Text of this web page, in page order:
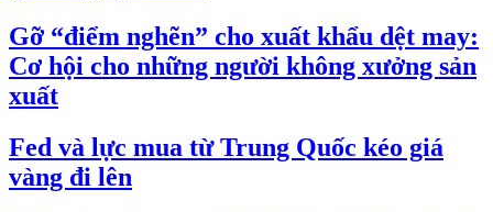
Gỡ “điểm nghẽn” cho xuất khẩu dệt may:
Cơ hội cho những người không xưởng sản
xuất
Fed và lực mua từ Trung Quốc kéo giá
vàng đi lên